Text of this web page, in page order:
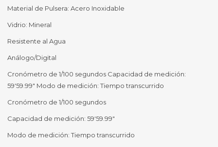
Material de Pulsera: Acero Inoxidable
Vidrio: Mineral
Resistente al Agua
Análogo/Digital
Cronómetro de 1/100 segundos Capacidad de medición:
59'59.99" Modo de medición: Tiempo transcurrido
Cronómetro de 1/100 segundos
Capacidad de medición: 59'59.99"
Modo de medición: Tiempo transcurrido